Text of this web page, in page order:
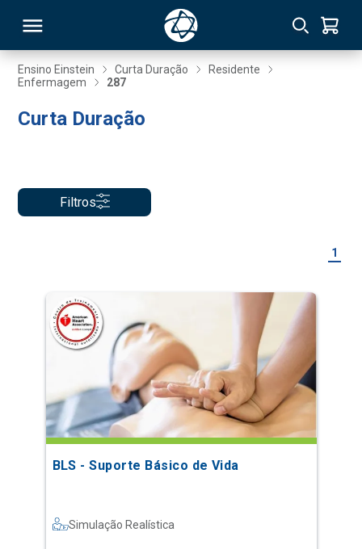
Ensino Einstein Curta Duração
Residente
Enfermagem
287
Curta Duração
Filtros
1
BLS - Suporte Básico de Vida
Simulação Realística